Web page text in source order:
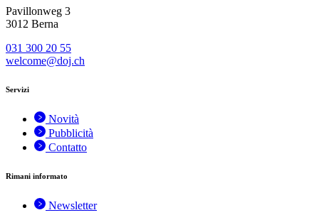
Pavillonweg 3
3012 Berna
031 300 20 55
welcome@doj.ch
Servizi
Novità
Pubblicità
Contatto
Rimani informato
Newsletter